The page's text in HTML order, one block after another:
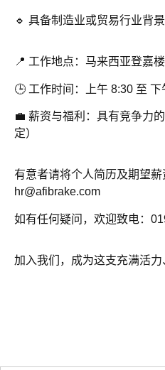
🔹 具备制造业或贸易行业背
📍 工作地点：马来西亚登嘉
🕒 工作时间：上午 8:30 至 下
💼 薪资与福利：具有竞争力
定）
有意者请将个人简历及期望薪
hr@afibrake.com
如有任何疑问，欢迎致电：
加入我们，成为这支充满活